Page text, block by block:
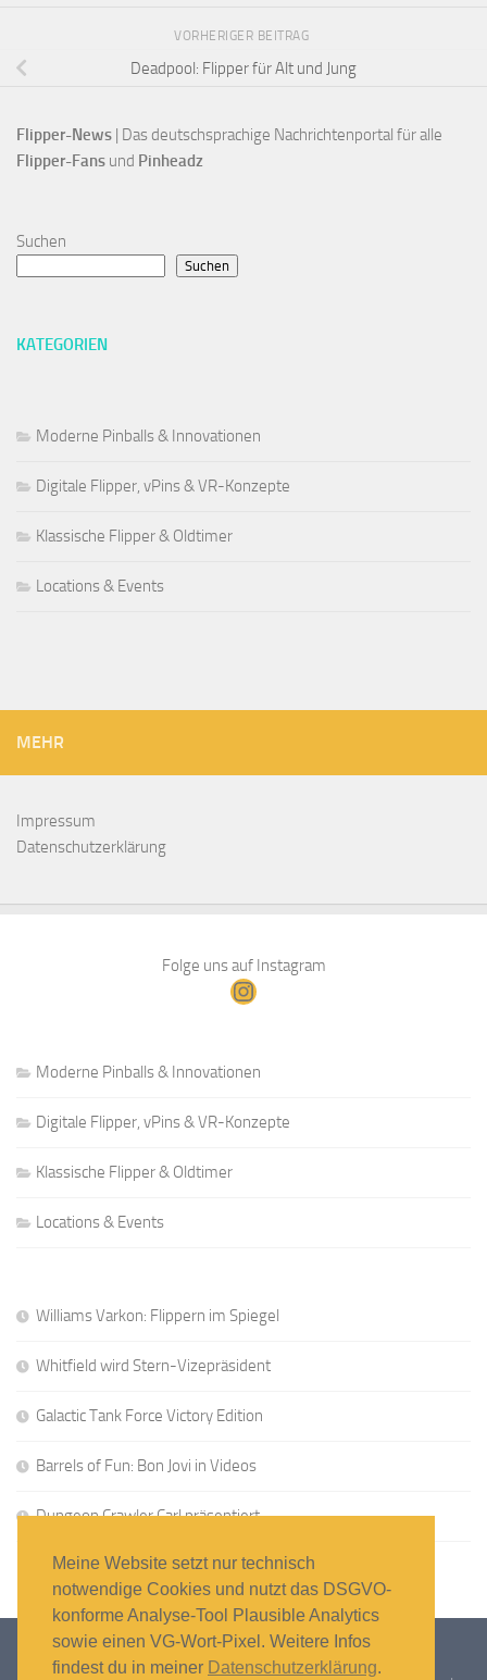
VORHERIGER BEITRAG
Deadpool: Flipper für Alt und Jung
Flipper-News | Das deutschsprachige Nachrichtenportal für alle
Flipper-Fans und Pinheadz
Suchen
Suchen
KATEGORIEN
Moderne Pinballs & Innovationen
Digitale Flipper, vPins & VR-Konzepte
Klassische Flipper & Oldtimer
Locations & Events
MEHR
Impressum
Datenschutzerklärung
Folge uns auf Instagram
Instagram
Moderne Pinballs & Innovationen
Digitale Flipper, vPins & VR-Konzepte
Klassische Flipper & Oldtimer
Locations & Events
Williams Varkon: Flippern im Spiegel
Whitfield wird Stern-Vizepräsident
Galactic Tank Force Victory Edition
Barrels of Fun: Bon Jovi in Videos
Dungeon Crawler Carl präsentiert
Meine Website setzt nur technisch
notwendige Cookies und nutzt das DSGVO-
konforme Analyse-Tool Plausible Analytics
sowie einen VG-Wort-Pixel. Weitere Infos
findest du in meiner Datenschutzerklärung.